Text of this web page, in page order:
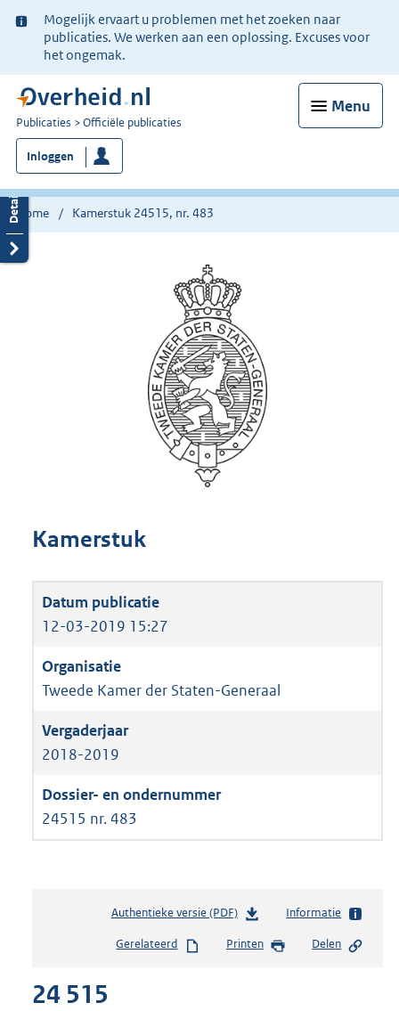
Ter
informatie:
Mogelijk ervaart u problemen met het zoeken naar
publicaties. We werken aan een oplossing. Excuses voor
het ongemak.
Menu
U
bent
nu
hier:
Publicaties Officiële publicaties
Inloggen
Home Kamerstuk 24515, nr. 483
Kamerstuk
12-03-2019 15:27
Tweede Kamer der Staten-Generaal
2018-2019
24515 nr. 483
Authentieke versie (PDF)b
s
Informatie
Gerelateerd Printen Delen
24 515